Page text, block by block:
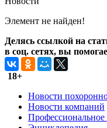
Элемент не найден!
Делясь ссылкой на
в соц. сетях, вы
18+
Новости
Новости компаний
Профессиональное